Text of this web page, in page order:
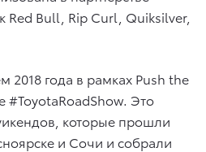
Red Bull, Rip Curl, Quiksilver,
года в рамках Push the
#ToyotaRoadShow. Это
которые прошли
и Сочи и собрали